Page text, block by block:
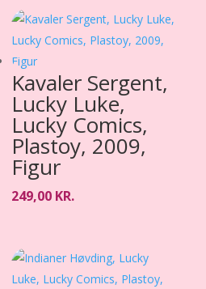
Kavaler Sergent,
Lucky Luke,
Lucky Comics,
Plastoy, 2009,
Figur
249,00 KR.